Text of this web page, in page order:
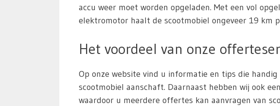
accu weer moet worden opgeladen. Met een vol
elektromotor haalt de scootmobiel ongeveer 19 km
Het voordeel van onze
Op onze website vind u informatie en tips die
scootmobiel aanschaft. Daarnaast hebben wij ook
waardoor u meerdere offertes kan aanvragen van